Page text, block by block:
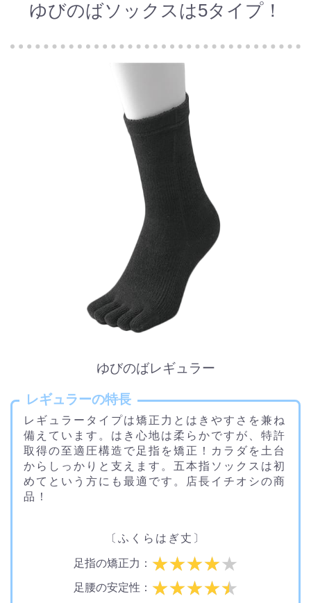
ゆびのばソックスは5タイプ！
ゆびのばレギュラー
レギュラーの特長
レギュラータイプは矯正力とはきやすさを兼ね
備えています。はき心地は柔らかですが、特許
取得の至適圧構造で足指を矯正！カラダを土台
からしっかりと支えます。五本指ソックスは初
めてという方にも最適です。店長イチオシの商
品！
〔ふくらはぎ丈〕
足指の矯正力：
足腰の安定性：